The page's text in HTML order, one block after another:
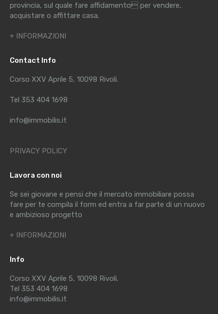
provincia, sul quale fare affidamento per vendere,
acquistare o affittare casa.
+ INFORMAZIONI
Contact Info
Corso XXV Aprile 5, 10098 Rivoli.
Tel 353 404 1698
info@immobilis.it
PRIVACY POLICY
Lavora con noi
Se sei giovane e pensi che il mercato immobiliare possa
fare per te compila il form ed entra a far parte di un nuovo
e ambizioso progetto
+ INFORMAZIONI
Info
Corso XXV Aprile 5, 10098 Rivoli.
Tel 353 404 1698
info@immobilis.it